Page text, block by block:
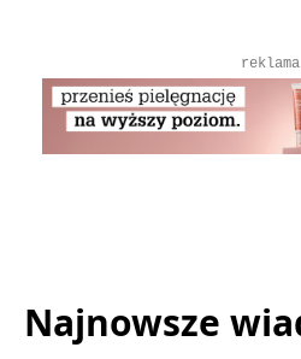
reklama
Najnowsze